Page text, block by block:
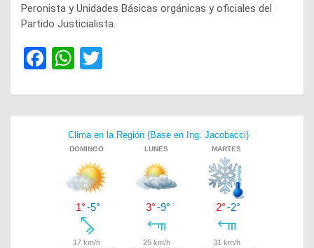
Peronista y Unidades Básicas orgánicas y oficiales del
Partido Justicialista.
F
ce
W
at
s
A
p
p
tt
er
entradas